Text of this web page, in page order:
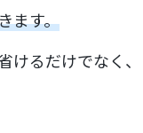
ます。
るだけでなく